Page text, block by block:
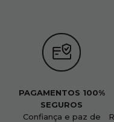
PAGAMENTOS 100%
SEGUROS
Confiança e paz de